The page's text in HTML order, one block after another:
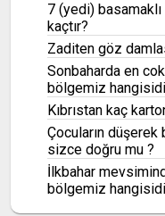
7 (yedi)
kaçtır?
Zaditen göz
Sonbaharda en
bölgemiz
Kıbrıstan kaç
Çocuların düşerek
sizce doğru mu ?
İlkbahar
bölgemiz